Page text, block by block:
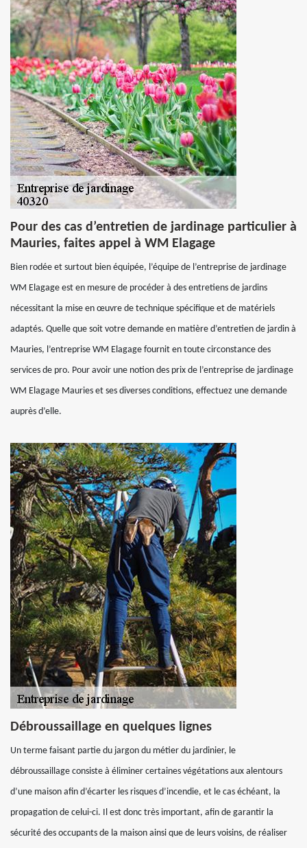
Pour des cas d’entretien de jardinage particulier à
Mauries, faites appel à WM Elagage
Bien rodée et surtout bien équipée, l’équipe de l’entreprise de jardinage
WM Elagage est en mesure de procéder à des entretiens de jardins
nécessitant la mise en œuvre de technique spécifique et de matériels
adaptés. Quelle que soit votre demande en matière d’entretien de jardin à
Mauries, l’entreprise WM Elagage fournit en toute circonstance des
services de pro. Pour avoir une notion des prix de l’entreprise de jardinage
WM Elagage Mauries et ses diverses conditions, effectuez une demande
auprès d’elle.
Débroussaillage en quelques lignes
Un terme faisant partie du jargon du métier du jardinier, le
débroussaillage consiste à éliminer certaines végétations aux alentours
d’une maison afin d’écarter les risques d’incendie, et le cas échéant, la
propagation de celui-ci. Il est donc très important, afin de garantir la
sécurité des occupants de la maison ainsi que de leurs voisins, de réaliser